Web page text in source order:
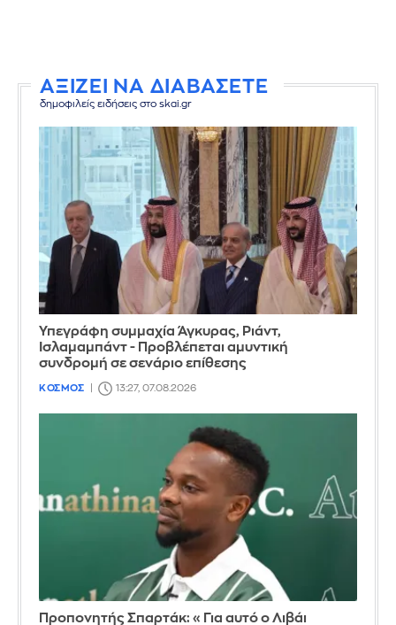
ΑΞΙΖΕΙ ΝΑ ΔΙΑΒΑΣΕΤΕ
δημοφιλείς ειδήσεις στο skai.gr
Υπεγράφη συμμαχία Άγκυρας, Ριάντ,
Ισλαμαμπάντ - Προβλέπεται αμυντική
συνδρομή σε σενάριο επίθεσης
ΚΟΣΜΟΣ 13:27, 07.08.2026
Προπονητής Σπαρτάκ: «Για αυτό ο Λιβάι